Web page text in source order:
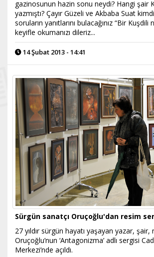
gazinosunun hazin sonu neydi? Hangi şair
yazmıştı? Çayır Güzeli ve Akbaba Suat
soruların yanıtlarını bulacağınız “Bir Kuşdili
keyifle okumanızı dileriz...
14 Şubat 2013 - 14:41
Sürgün sanatçı Oruçoğlu'dan resim
27 yıldır sürgün hayatı yaşayan yazar,
Oruçoğlu’nun ‘Antagonizma’ adlı sergisi
Merkezi’nde açıldı.